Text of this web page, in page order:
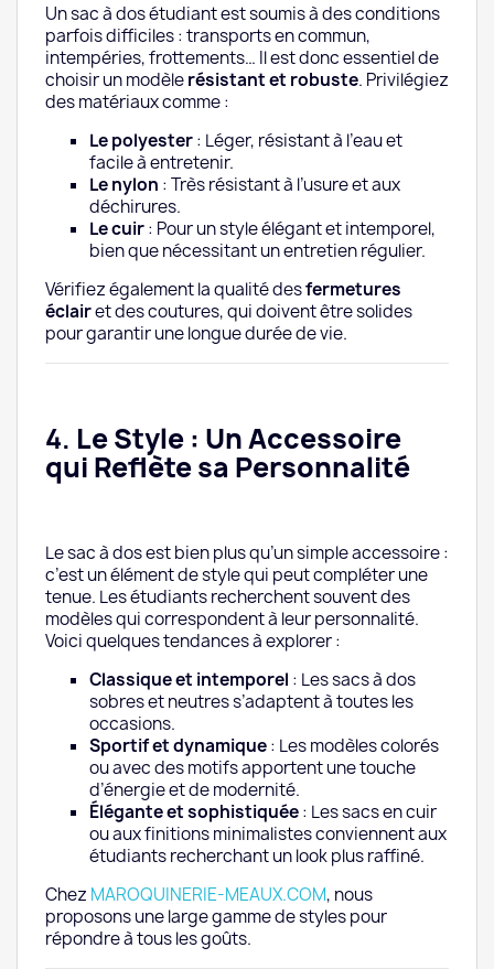
Un sac à dos étudiant est soumis à des conditions
parfois difficiles : transports en commun,
intempéries, frottements… Il est donc essentiel de
choisir un modèlerésistant et robuste. Privilégiez
des matériaux comme :
Le polyester: Léger, résistant à l’eau et
facile à entretenir.
Le nylon : Très résistant à l’usure et aux
déchirures.
Le cuir: Pour un style élégant et intemporel,
bien que nécessitant un entretien régulier.
Vérifiez également la qualité desfermetures
éclairet des coutures, qui doivent être solides
pour garantir une longue durée de vie.
4. Le Style : Un Accessoire
qui Reflète sa Personnalité
Le sac à dos est bien plus qu’un simple accessoire :
c’est un élément de style qui peut compléter une
tenue. Les étudiants recherchent souvent des
modèles qui correspondent à leur personnalité.
Voici quelques tendances à explorer :
Classique et intemporel : Les sacs à dos
sobres et neutres s’adaptent à toutes les
occasions.
Sportif et dynamique: Les modèles colorés
ou avec des motifs apportent une touche
d’énergie et de modernité.
Élégante et sophistiquée: Les sacs en cuir
ou aux finitions minimalistes conviennent aux
étudiants recherchant un look plus raffiné.
Chez MAROQUINERIE-MEAUX.COM, nous
proposons une large gamme de styles pour
répondre à tous les goûts.